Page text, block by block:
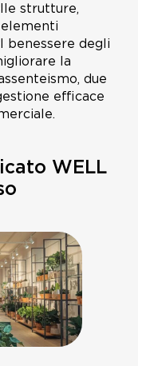
strutture,
elementi
benessere degli
la
due
efficace
WELL